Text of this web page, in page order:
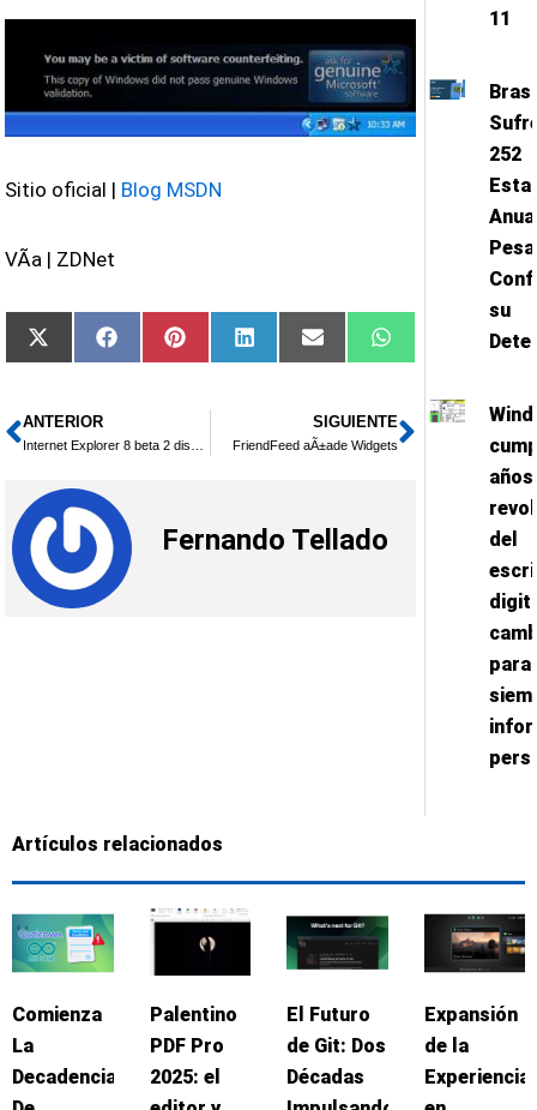
Sitio oficial | Blog MSDN
VÃ­a | ZDNet
Compartir
en
X
(Twitter)
Compartir
en
FacebookCompartir
en
PinterestCompartir
en
LinkedInCompartir
en
Email
Compartir
en
WhatsApp
Ant
ANTERIOR
Internet Explorer 8 beta 2 disponible
SIGUIENTE
FriendFeed aÃ±ade Widgets
Fernando Tellado
11
252
su
del
para
Artículos relacionados
Comienza
La
Decadencia
Palentino
PDF Pro
2025: el
El Futuro
de Git: Dos
Décadas
Expansión
de la
Experiencia